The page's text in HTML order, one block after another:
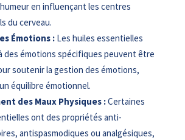
en influençant les centres
du cerveau.
Émotions : Les huiles essentielles
des émotions spécifiques peuvent être
soutenir la gestion des émotions,
équilibre émotionnel.
des Maux Physiques :Certaines
ont des propriétés anti-
antispasmodiques ou analgésiques,